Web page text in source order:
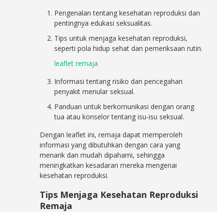
Pengenalan tentang kesehatan reproduksi dan
pentingnya edukasi seksualitas.
Tips untuk menjaga kesehatan reproduksi,
seperti pola hidup sehat dan pemeriksaan rutin.
leaflet remaja
Informasi tentang risiko dan pencegahan
penyakit menular seksual.
Panduan untuk berkomunikasi dengan orang
tua atau konselor tentang isu-isu seksual.
Dengan leaflet ini, remaja dapat memperoleh
informasi yang dibutuhkan dengan cara yang
menarik dan mudah dipahami, sehingga
meningkatkan kesadaran mereka mengenai
kesehatan reproduksi.
Tips Menjaga Kesehatan Reproduksi
Remaja